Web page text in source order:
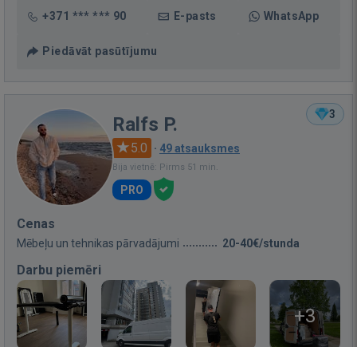
+371 *** *** 90 E-pasts WhatsApp
Piedāvāt pasūtījumu
3
Ralfs P.
5.0 · 49 atsauksmes
Bija vietnē: Pirms 51 min.
PRO
Cenas
Mēbeļu un tehnikas pārvadājumi 20-40€/stunda
Darbu piemēri
+3